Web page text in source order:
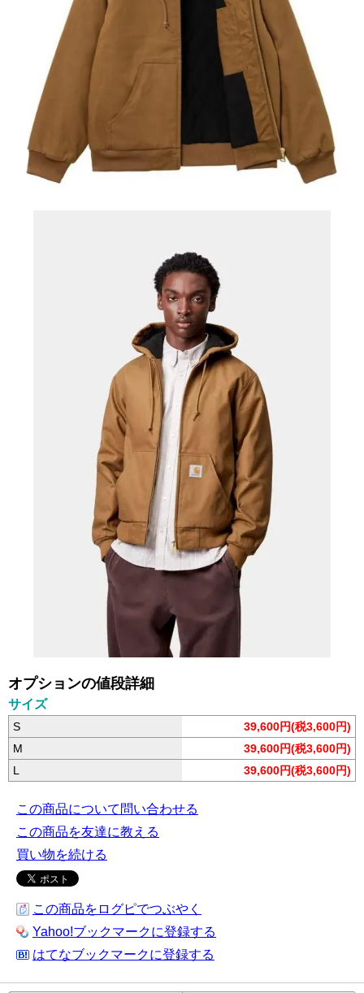
オプションの値段詳細
サイズ
S
39,600円(税3,600円)
M
39,600円(税3,600円)
L
39,600円(税3,600円)
この商品について問い合わせる
この商品を友達に教える
買い物を続ける
この商品をログピでつぶやく
Yahoo!ブックマークに登録する
はてなブックマークに登録する